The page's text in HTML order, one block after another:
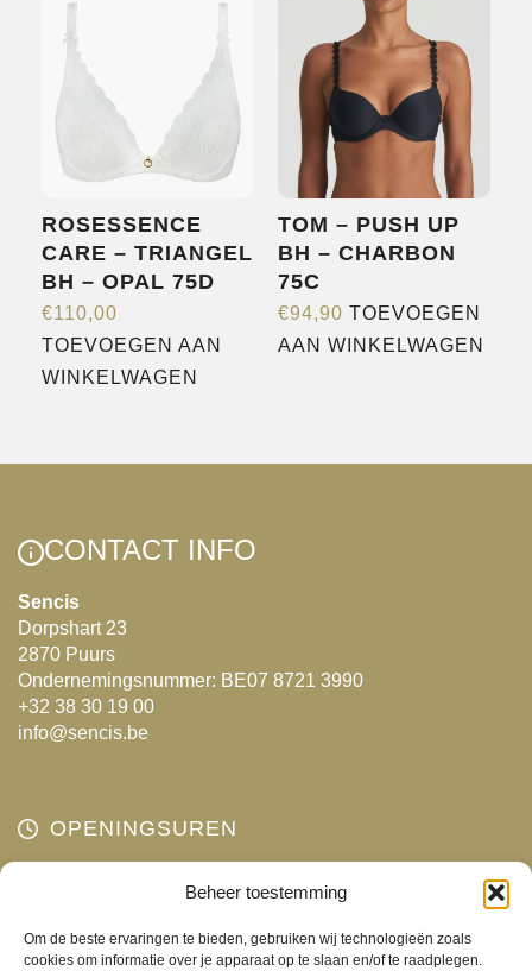
Beheer toestemming
Om de beste ervaringen te bieden, gebruiken wij technologieën zoals
cookies om informatie over je apparaat op te slaan en/of te raadplegen.
ROSESSENCE
CARE – TRIANGEL
BH – OPAL 75D
€110,00
TOEVOEGEN AAN
WINKELWAGEN
TOM – PUSH UP
BH – CHARBON
75C
€94,90 TOEVOEGEN
AAN WINKELWAGEN
CONTACT INFO
Sencis
Dorpshart 23
2870 Puurs
Ondernemingsnummer: BE07 8721 3990
+32 38 30 19 00
info@sencis.be
OPENINGSUREN
Gesloten
Woensdag
10:00 - 18:00